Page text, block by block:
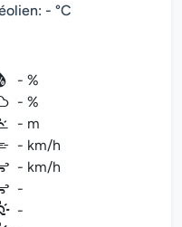
- °C
- %
- %
- m
- km/h
- km/h
-
-